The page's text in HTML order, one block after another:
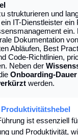
strukturieren und
IT-Dienstleister ein
ein.
Dokumentation von
Abläufen, Best
Code-Richtlinien,
Neben der
Onboarding-
werden.
ist essenziell
und Produktivität,